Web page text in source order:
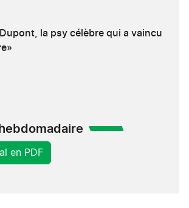
la psy célèbre qui a vaincu
en PDF